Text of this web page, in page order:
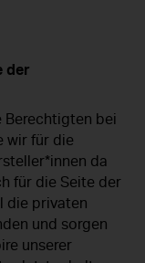
der
Berechtigten bei
wir für die
da
für die Seite der
die privaten
und sorgen
unserer